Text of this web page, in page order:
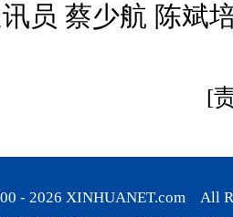
员 蔡少航 陈斌
[
- 2026 XINHUANET.com All